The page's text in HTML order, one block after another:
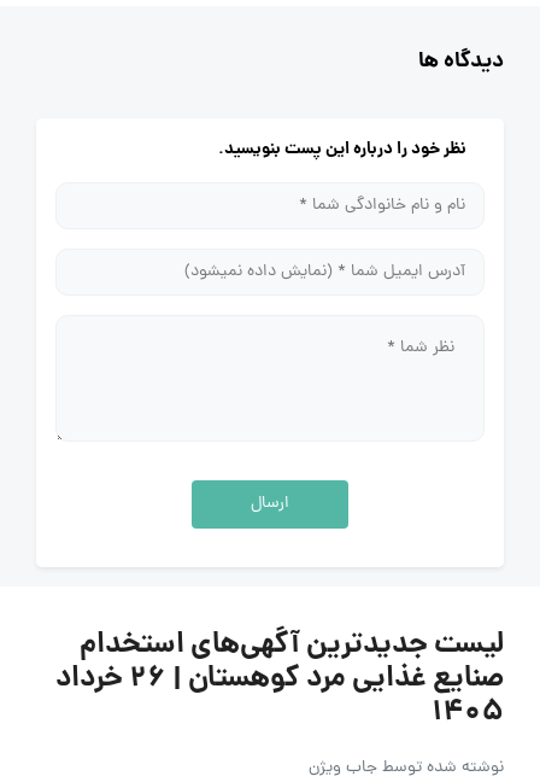
دیدگاه ها
نظر خود را درباره این پست بنویسید.
ارسال
لیست جدیدترین آگهی‌های استخدام
صنایع غذایی مرد کوهستان | ۲۶ خرداد
۱۴۰۵
نوشته شده توسطجاب ویژن